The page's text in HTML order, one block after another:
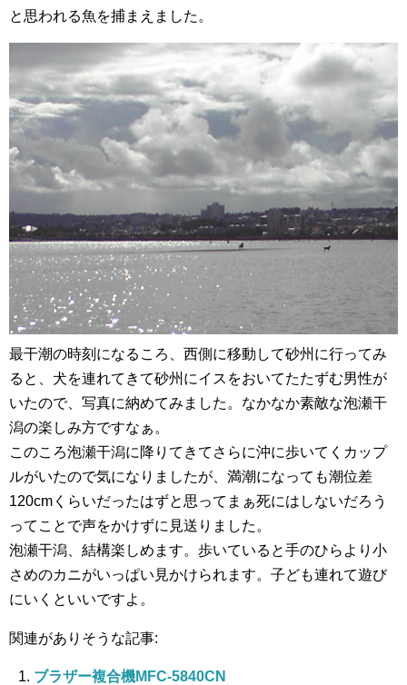
と思われる魚を捕まえました。
最干潮の時刻になるころ、西側に移動して砂州に行ってみ
ると、犬を連れてきて砂州にイスをおいてたたずむ男性が
いたので、写真に納めてみました。なかなか素敵な泡瀬干
潟の楽しみ方ですなぁ。
このころ泡瀬干潟に降りてきてさらに沖に歩いてくカップ
ルがいたので気になりましたが、満潮になっても潮位差
120cmくらいだったはずと思ってまぁ死にはしないだろう
ってことで声をかけずに見送りました。
泡瀬干潟、結構楽しめます。歩いていると手のひらより小
さめのカニがいっぱい見かけられます。子ども連れて遊び
にいくといいですよ。
関連がありそうな記事:
ブラザー複合機MFC-5840CN